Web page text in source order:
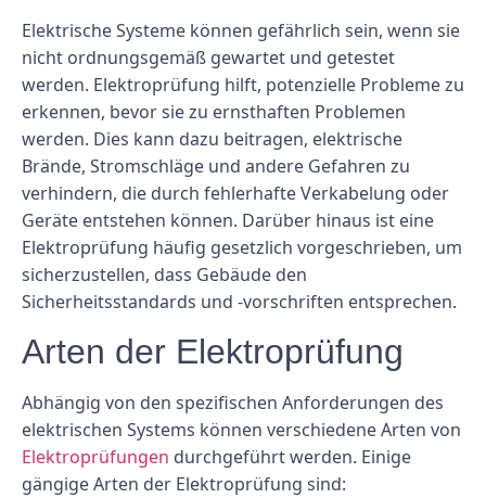
Elektrische Systeme können gefährlich sein, wenn sie
nicht ordnungsgemäß gewartet und getestet
werden. Elektroprüfung hilft, potenzielle Probleme zu
erkennen, bevor sie zu ernsthaften Problemen
werden. Dies kann dazu beitragen, elektrische
Brände, Stromschläge und andere Gefahren zu
verhindern, die durch fehlerhafte Verkabelung oder
Geräte entstehen können. Darüber hinaus ist eine
Elektroprüfung häufig gesetzlich vorgeschrieben, um
sicherzustellen, dass Gebäude den
Sicherheitsstandards und -vorschriften entsprechen.
Arten der Elektroprüfung
Abhängig von den spezifischen Anforderungen des
elektrischen Systems können verschiedene Arten von
Elektroprüfungen durchgeführt werden. Einige
gängige Arten der Elektroprüfung sind: